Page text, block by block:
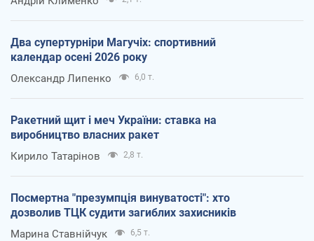
Два супертурніри Магучіх: спортивний
календар осені 2026 року
Олександр Липенко 6,0 т.
Ракетний щит і меч України: ставка на
виробництво власних ракет
Кирило Татарінов 2,8 т.
Посмертна "презумпція винуватості": хто
дозволив ТЦК судити загиблих захисників
Марина Ставнійчук 6,5 т.